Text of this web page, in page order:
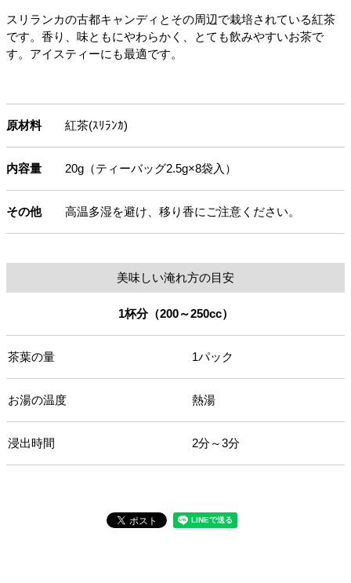
スリランカの古都キャンディとその周辺で栽培されている紅茶
です。香り、味ともにやわらかく、とても飲みやすいお茶で
す。アイスティーにも最適です。
原材料 紅茶(ｽﾘﾗﾝｶ)
内容量 20g（ティーバッグ2.5g×8袋入）
その他 高温多湿を避け、移り香にご注意ください。
美味しい淹れ方の目安
1杯分（200～250cc）
茶葉の量 1パック
お湯の温度 熱湯
浸出時間 2分～3分